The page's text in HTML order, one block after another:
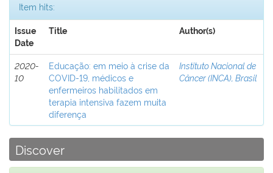
Item hits:
Issue
Date
Title Author(s)
2020-
10
Educação: em meio à crise da
COVID-19, médicos e
enfermeiros habilitados em
terapia intensiva fazem muita
diferença
Instituto Nacional de
Câncer (INCA), Brasil
Discover